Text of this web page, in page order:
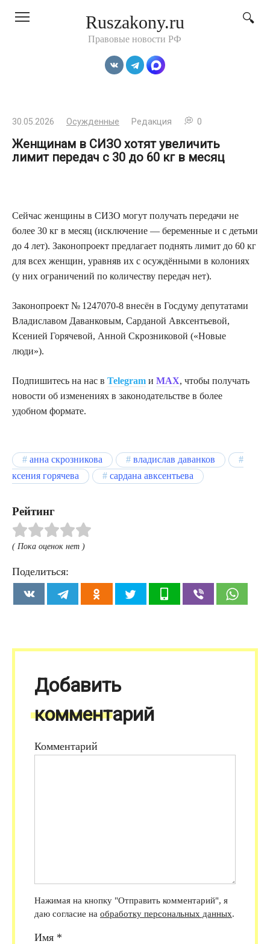
Ruszakony.ru
Правовые новости РФ
30.05.2026 Осужденные Редакция 0
Женщинам в СИЗО хотят увеличить
лимит передач с 30 до 60 кг в месяц
Сейчас женщины в СИЗО могут получать передачи не
более 30 кг в месяц (исключение — беременные и с детьми
до 4 лет). Законопроект предлагает поднять лимит до 60 кг
для всех женщин, уравняв их с осуждёнными в колониях
(у них ограничений по количеству передач нет).
Законопроект № 1247070-8 внесён в Госдуму депутатами
Владиславом Даванковым, Сарданой Авксентьевой,
Ксенией Горячевой, Анной Скрозниковой («Новые
люди»).
Подпишитесь на нас в Telegram и MAX, чтобы получать
новости об изменениях в законодательстве в более
удобном формате.
анна скрозникова
владислав даванков
ксения горячева
сардана авксентьева
Рейтинг
( Пока оценок нет )
Поделиться:
Добавить
комментарий
Комментарий
Нажимая на кнопку "Отправить комментарий", я
даю согласие на обработку персональных данных.
Имя *